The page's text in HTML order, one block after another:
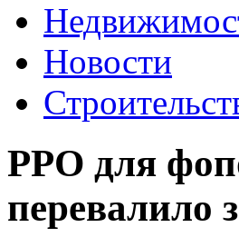
Новости
РРО для
перевалило